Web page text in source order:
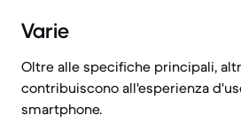
Varie
Oltre alle specifiche principali,
contribuiscono all'esperienza
smartphone.